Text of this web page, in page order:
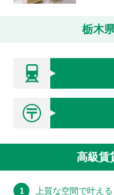
栃木
高級賃
1 上質な空間で叶え